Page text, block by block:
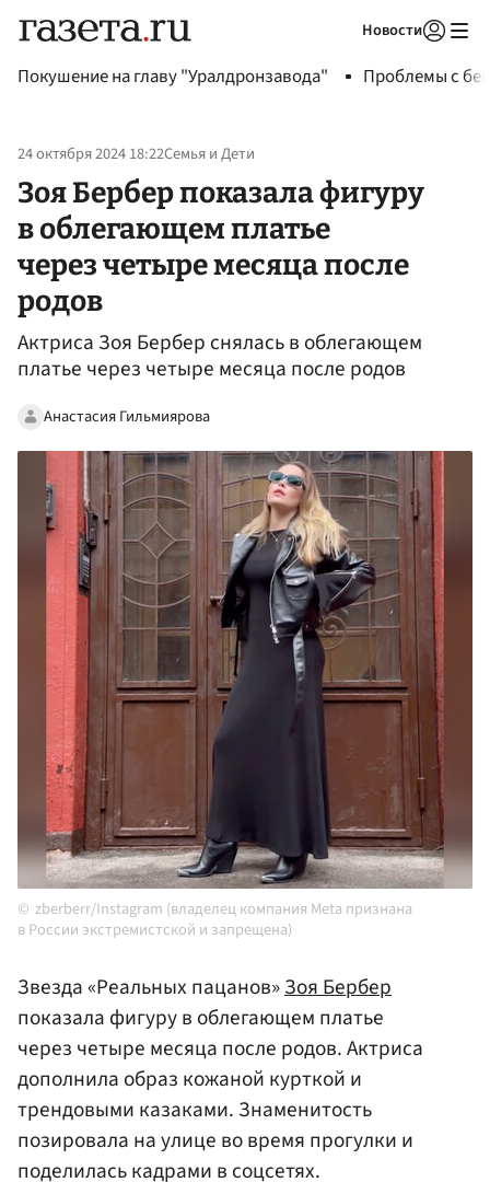
Новости
Покушение на главу "Уралдронзавода" Проблемы с
24 октября 2024 18:22Семья и Дети
Зоя Бербер показала фигуру
в облегающем платье
через четыре месяца после
родов
Актриса Зоя Бербер снялась в облегающем
платье через четыре месяца после родов
Анастасия Гильмиярова
zberberr/Instagram (владелец компания Meta признана
в России экстремистской и запрещена)
Звезда «Реальных пацанов»Зоя Бербер
показала фигуру в облегающем платье
через четыре месяца после родов. Актриса
дополнила образ кожаной курткой и
трендовыми казаками. Знаменитость
позировала на улице во время прогулки и
поделилась кадрами в соцсетях.